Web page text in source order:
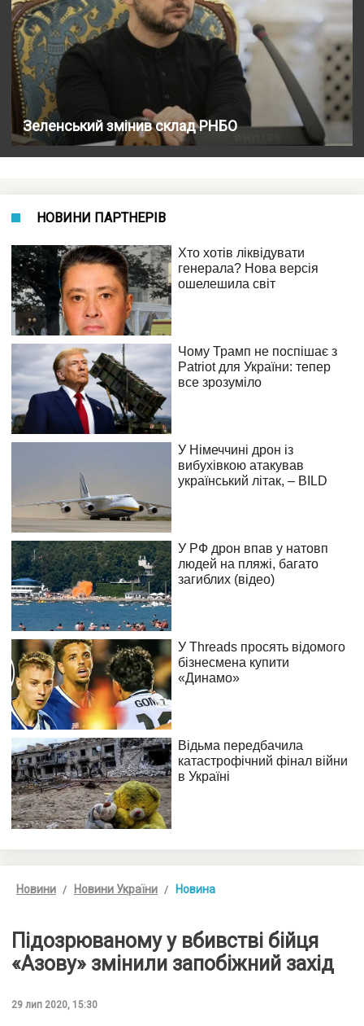
Зеленський змінив склад РНБО
НОВИНИ ПАРТНЕРІВ
Новини Новини України Новина
Підозрюваному у вбивстві бійця
«Азову» змінили запобіжний захід
29 лип 2020, 15:30